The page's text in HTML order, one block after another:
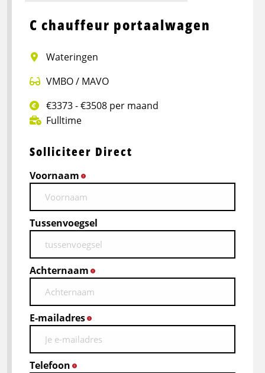
C chauffeur portaalwagen
Wateringen
VMBO / MAVO
€3373 - €3508 per maand
Fulltime
Solliciteer Direct
Voornaam
Tussenvoegsel
Achternaam
E-mailadres
Telefoon